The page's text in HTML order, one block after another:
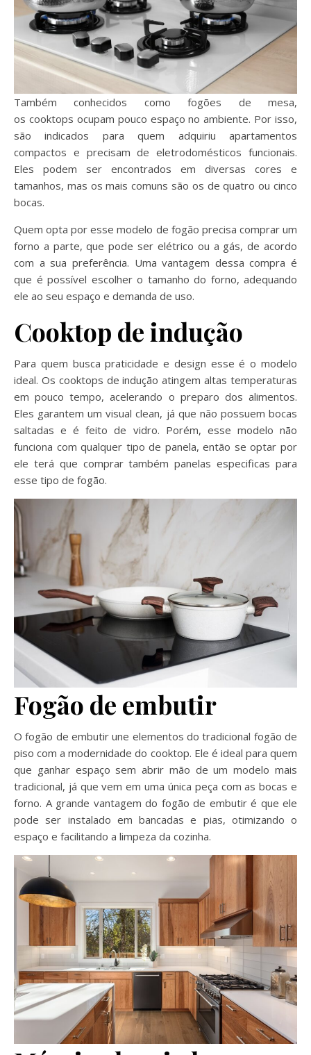
Também conhecidos como fogões de mesa,
os cooktops ocupam pouco espaço no ambiente. Por isso,
são indicados para quem adquiriu apartamentos
compactos e precisam de eletrodomésticos funcionais.
Eles podem ser encontrados em diversas cores e
tamanhos, mas os mais comuns são os de quatro ou cinco
bocas.
Quem opta por esse modelo de fogão precisa comprar um
forno a parte, que pode ser elétrico ou a gás, de acordo
com a sua preferência. Uma vantagem dessa compra é
que é possível escolher o tamanho do forno, adequando
ele ao seu espaço e demanda de uso.
Cooktop de indução
Para quem busca praticidade e design esse é o modelo
ideal. Os cooktops de indução atingem altas temperaturas
em pouco tempo, acelerando o preparo dos alimentos.
Eles garantem um visual clean, já que não possuem bocas
saltadas e é feito de vidro. Porém, esse modelo não
funciona com qualquer tipo de panela, então se optar por
ele terá que comprar também panelas especificas para
esse tipo de fogão.
Fogão de embutir
O fogão de embutir une elementos do tradicional fogão de
piso com a modernidade do cooktop. Ele é ideal para quem
que ganhar espaço sem abrir mão de um modelo mais
tradicional, já que vem em uma única peça com as bocas e
forno. A grande vantagem do fogão de embutir é que ele
pode ser instalado em bancadas e pias, otimizando o
espaço e facilitando a limpeza da cozinha.